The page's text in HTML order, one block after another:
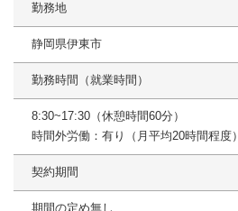
勤務地
静岡県伊東市
勤務時間（就業時間）
8:30~17:30（休憩時間60分）
時間外労働：有り（月平均20時間程度）
契約期間
期間の定め無し